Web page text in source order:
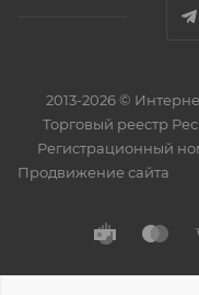
2013-2026 ©
Торговый реестр
Регистрационный
Продвижение сайта